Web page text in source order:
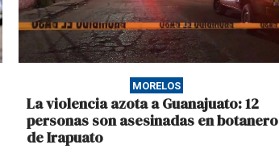
MORELOS
La violencia azota a Guanajuato: 12
personas son asesinadas en botanero
de Irapuato